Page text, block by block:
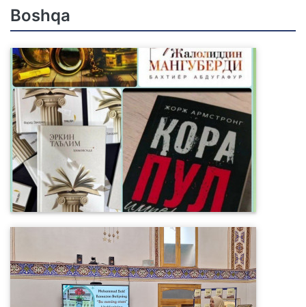
Boshqa